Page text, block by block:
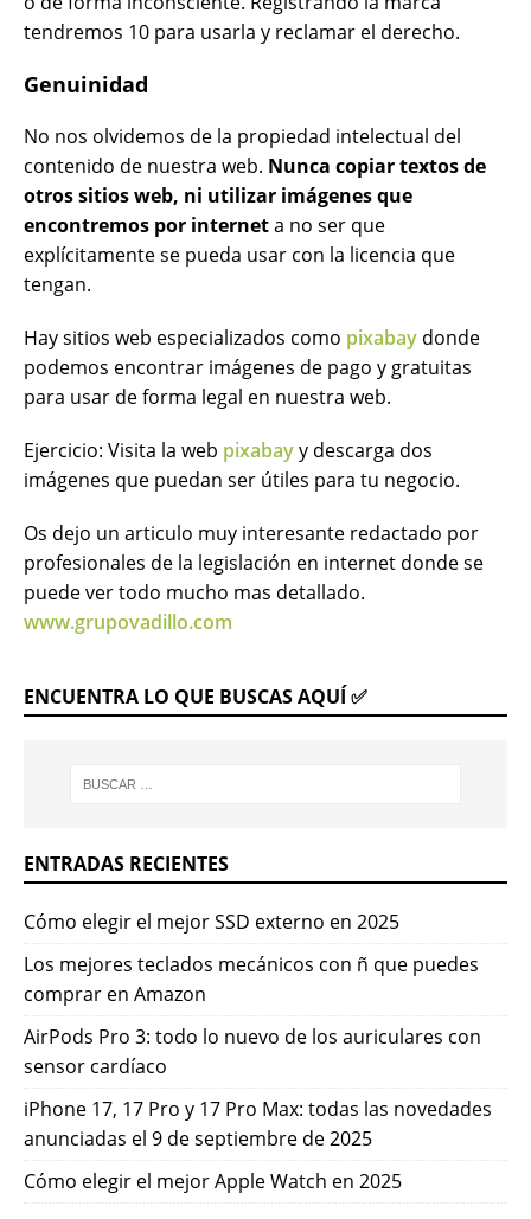
tendremos 10 para usarla y reclamar el derecho.
Genuinidad
No nos olvidemos de la propiedad intelectual del
contenido de nuestra web. Nunca copiar textos de
otros sitios web, ni utilizar imágenes que
encontremos por interneta no ser que
explícitamente se pueda usar con la licencia que
tengan.
Hay sitios web especializados como pixabay donde
podemos encontrar imágenes de pago y gratuitas
para usar de forma legal en nuestra web.
Ejercicio: Visita la web pixabayy descarga dos
imágenes que puedan ser útiles para tu negocio.
Os dejo un articulo muy interesante redactado por
profesionales de la legislación en internet donde se
puede ver todo mucho mas detallado.
www.grupovadillo.com
ENCUENTRA LO QUE BUSCAS AQUÍ ✅
ENTRADAS RECIENTES
Cómo elegir el mejor SSD externo en 2025
Los mejores teclados mecánicos con ñ que puedes
comprar en Amazon
AirPods Pro 3: todo lo nuevo de los auriculares con
sensor cardíaco
iPhone 17, 17 Pro y 17 Pro Max: todas las novedades
anunciadas el 9 de septiembre de 2025
Cómo elegir el mejor Apple Watch en 2025